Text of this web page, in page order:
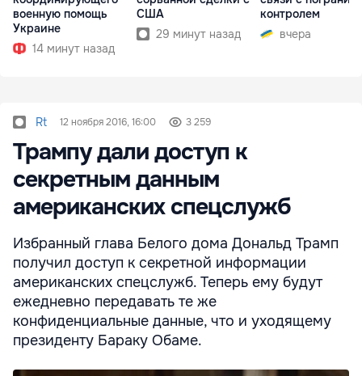
военную помощь
Украине
14 минут назад
США
29 минут назад
контролем
вчера
Rt 12 ноября 2016, 16:00 3 259
Трампу дали доступ к
секретным данным
американских спецслужб
Избранный глава Белого дома Дональд Трамп
получил доступ к секретной информации
американских спецслужб. Теперь ему будут
ежедневно передавать те же
конфиденциальные данные, что и уходящему
президенту Бараку Обаме.